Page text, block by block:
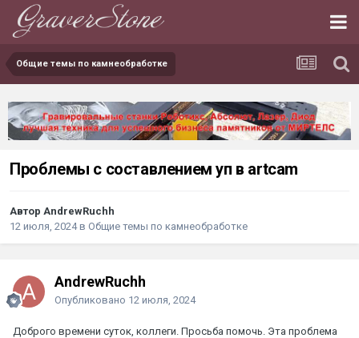
Общие темы по камнеобработке
Проблемы с составлением уп в artcam
Автор AndrewRuchh
12 июля, 2024в Общие темы по камнеобработке
AndrewRuchh
Опубликовано 12 июля, 2024
Доброго времени суток, коллеги. Просьба помочь. Эта проблема